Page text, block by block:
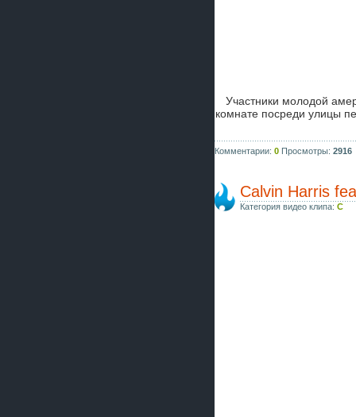
Участники молодой
комнате посреди улицы
Комментарии: 0 Просмотры: 2916
Calvin Harris
Категория видео клипа: C